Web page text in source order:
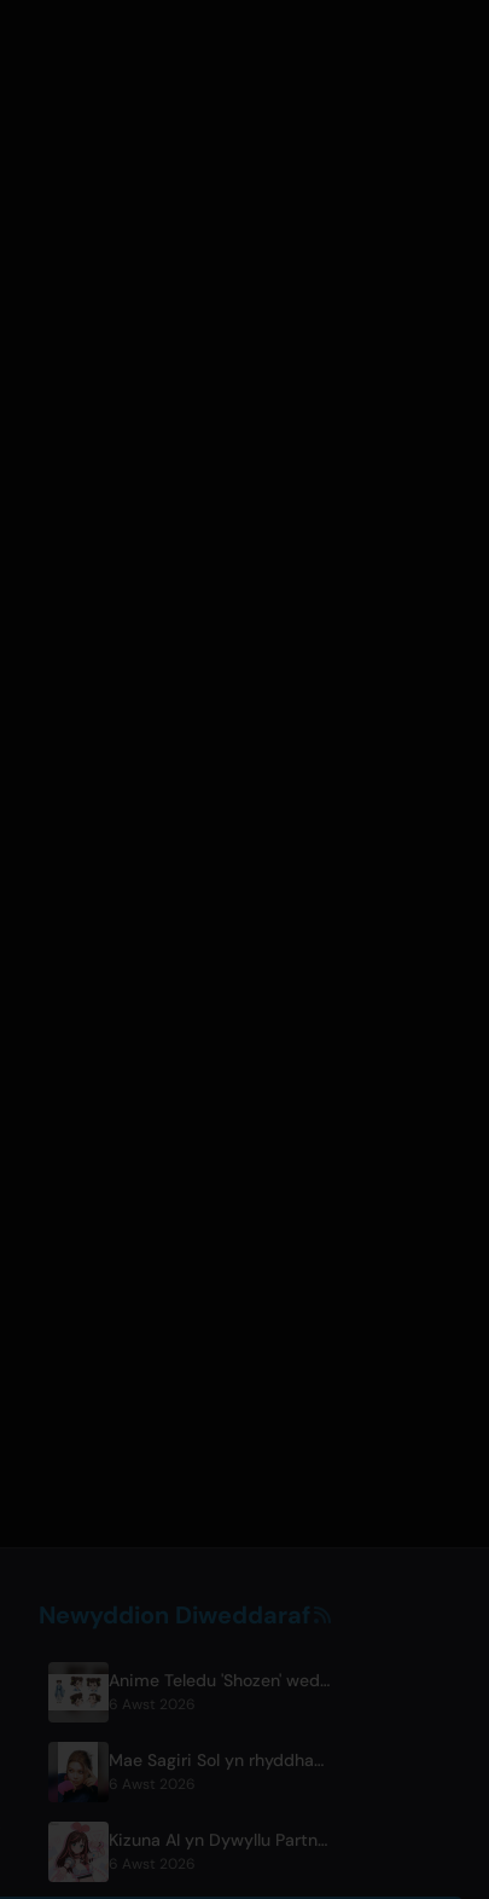
Newyddion Diweddaraf
Anime Teledu 'Shozen' wedi'i Osod ar gyfer Premiyr Ebrill 2027 ar Fuji TV
6 Awst 2026
Mae Sagiri Sol yn rhyddhau cân sengl newydd 'next to your love' ar ôl seibiant
6 Awst 2026
Kizuna AI yn Dywyllu Partneriaeth gydag Asobisystem cyn Taith Byd 10fed Pen-blwydd
6 Awst 2026